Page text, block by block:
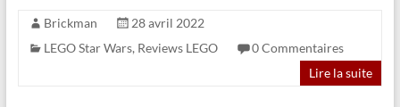
Brickman
28 avril 2022
LEGO Star Wars, Reviews LEGO
0 Commentaires
Lire la suite